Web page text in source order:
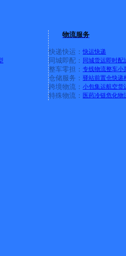
物流服务
快递快运： 快运快递
同城即配： 同城货运即时配
整车零担： 专线物流整车小
仓储服务： 驿站前置仓快递
跨境物流： 小包集运航空货
特殊物流： 医药冷链危化物
要津南路，
位派送） 水
官田及沿街
点自取 古市
、
理点自提。